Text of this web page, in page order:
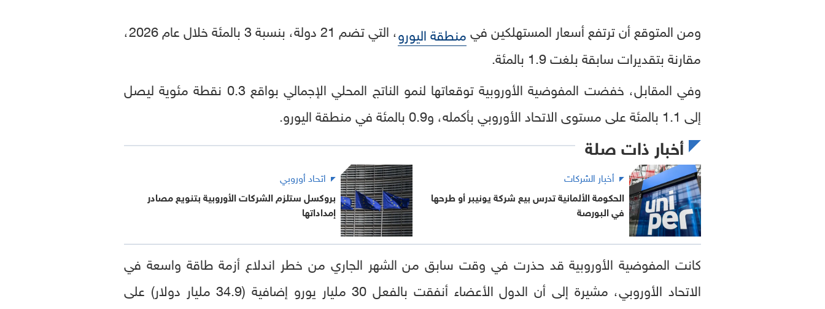
ومن المتوقع أن ترتفع أسعار المستهلكين فيمنطقة اليورو
، التي تضم 21 دولة، بنسبة 3 بالمئة خلال عام 2026،
مقارنة بتقديرات سابقة بلغت 1.9 بالمئة.
وفي المقابل، خفضت المفوضية الأوروبية توقعاتها لنمو الناتج المحلي الإجمالي بواقع 0.3 نقطة مئوية ليصل
إلى 1.1 بالمئة على مستوى الاتحاد الأوروبي بأكمله، و0.9 بالمئة في منطقة اليورو.
أخبار ذات صلة
أخبار الشركات
الحكومة الألمانية تدرس بيع شركة يونيبر أو طرحها
في البورصة
اتحاد أوروبي
بروكسل ستلزم الشركات الأوروبية بتنويع مصادر
إمداداتها
كانت المفوضية الأوروبية قد حذرت في وقت سابق من الشهر الجاري من خطر اندلاع أزمة طاقة واسعة في
الاتحاد الأوروبي، مشيرة إلى أن الدول الأعضاء أنفقت بالفعل 30 مليار يورو إضافية (34.9 مليار دولار) على